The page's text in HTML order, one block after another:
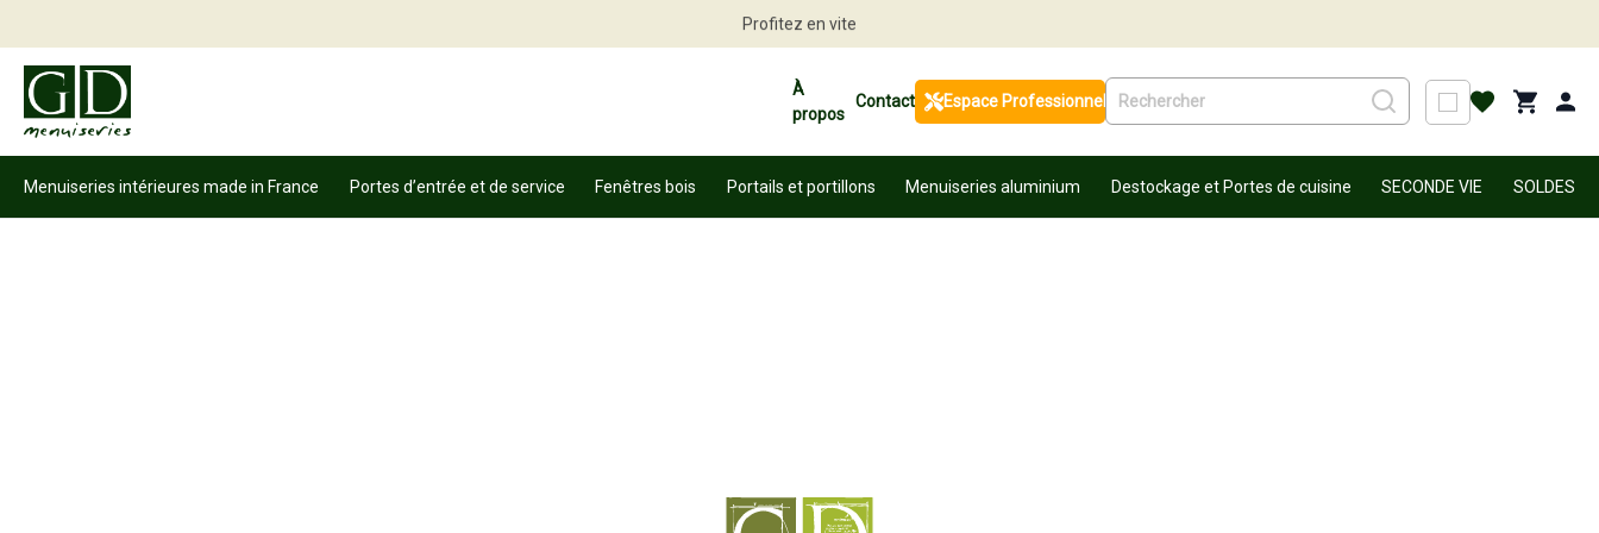
Profitez en vite
À
propos
Contact Espace Professionnel
Menuiseries intérieures made in France Portes d’entrée et de service Fenêtres bois Portails et portillons Menuiseries aluminium Destockage et Portes de cuisine SECONDE VIE SOLDES